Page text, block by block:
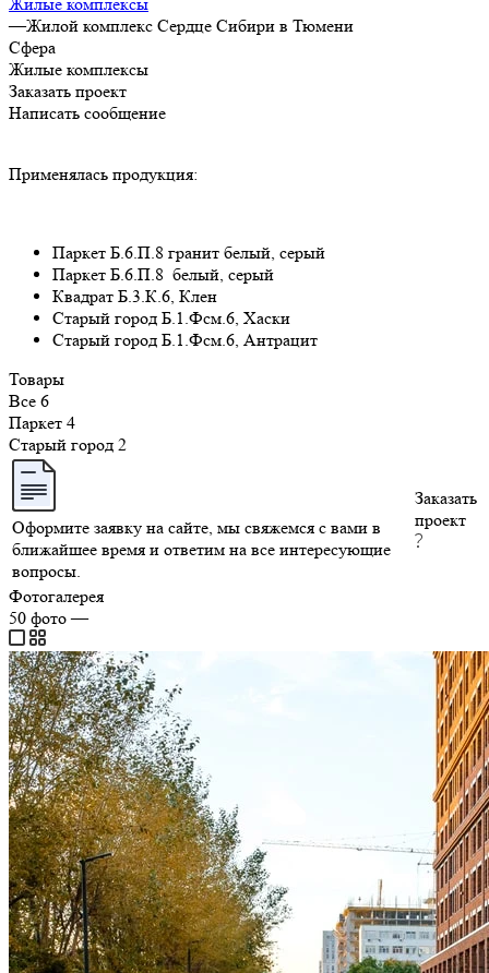
—Жилой комплекс Сердце Сибири в Тюмени
Сфера
Жилые комплексы
Заказать проект
Написать сообщение
Применялась продукция:
Паркет Б.6.П.8 гранит белый, серый
Паркет Б.6.П.8 белый, серый
Квадрат Б.3.К.6, Клен
Старый город Б.1.Фсм.6, Хаски
Старый город Б.1.Фсм.6, Антрацит
Товары
Все 6
Паркет 4
Старый город 2
Оформите заявку на сайте, мы свяжемся с вами в
ближайшее время и ответим на все интересующие
вопросы.
Заказать
проект
Фотогалерея
50 фото—